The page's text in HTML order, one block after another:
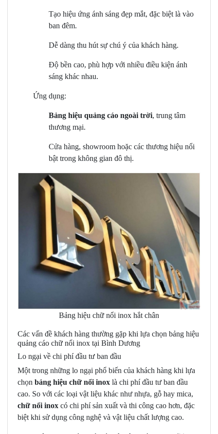
Tạo hiệu ứng ánh sáng đẹp mắt, đặc biệt là vào
ban đêm.
Dễ dàng thu hút sự chú ý của khách hàng.
Độ bền cao, phù hợp với nhiều điều kiện ánh
sáng khác nhau.
Ứng dụng:
Bảng hiệu quảng cáo ngoài trời, trung tâm
thương mại.
Cửa hàng, showroom hoặc các thương hiệu nổi
bật trong không gian đô thị.
Bảng hiệu chữ nổi inox hắt chân
Các vấn đề khách hàng thường gặp khi lựa chọn bảng hiệu
quảng cáo chữ nổi inox tại Bình Dương
Lo ngại về chi phí đầu tư ban đầu
Một trong những lo ngại phổ biến của khách hàng khi lựa
chọn bảng hiệu chữ nổi inox là chi phí đầu tư ban đầu
cao. So với các loại vật liệu khác như nhựa, gỗ hay mica,
chữ nổi inox có chi phí sản xuất và thi công cao hơn, đặc
biệt khi sử dụng công nghệ và vật liệu chất lượng cao.